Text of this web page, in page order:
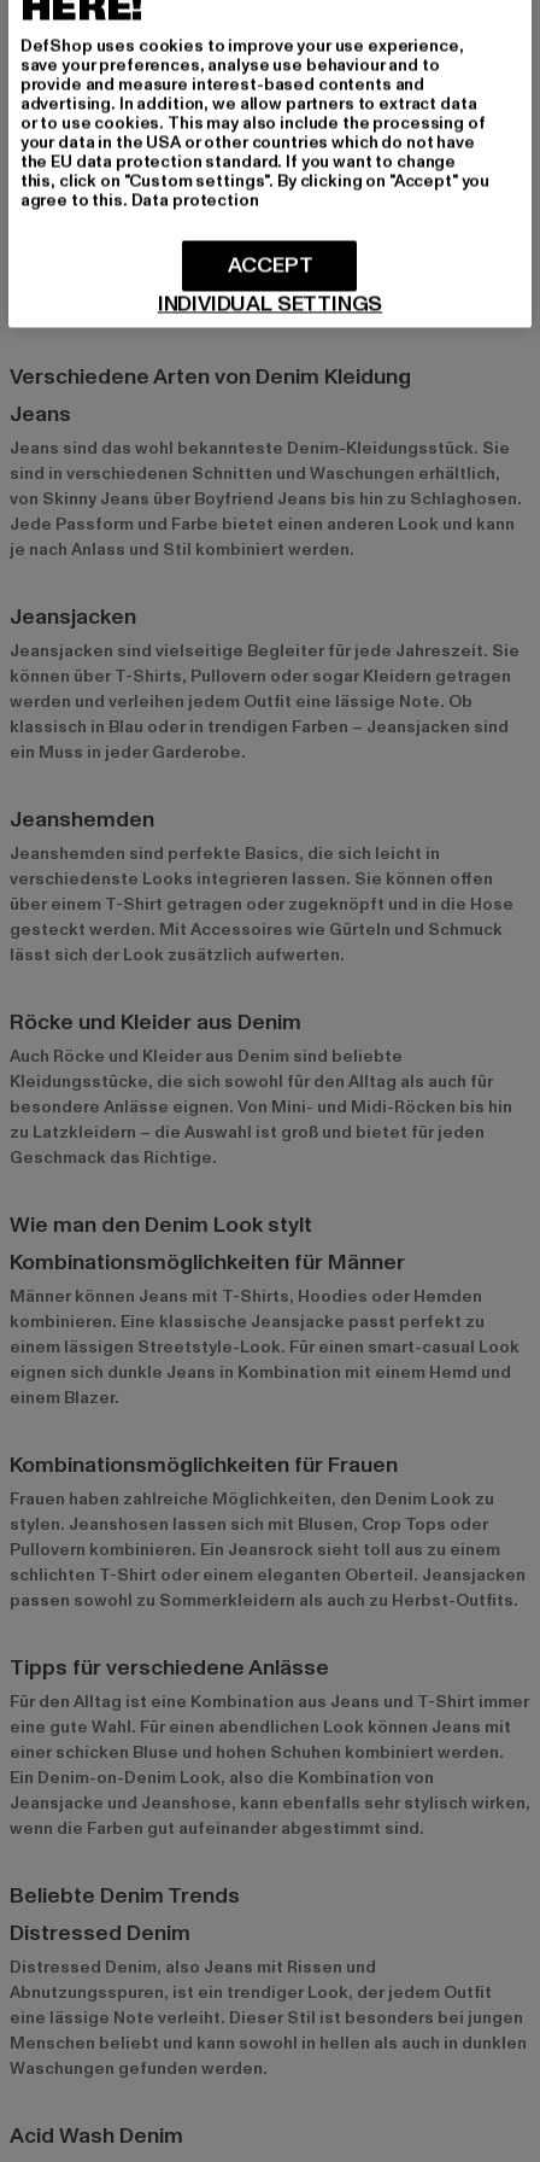
Was ist der Denim Look?
Der Denim Look ist ein zeitloser Trend, der nie aus der Mode
kommt. Ursprünglich als robuste Arbeitskleidung konzipiert,
hat sich Denim zu einem festen Bestandteil der Modewelt
aus unseren Kleiderschränken nicht mehr wegzudenken und
bieten unzählige Kombinationsmöglichkeiten für stylische
Verschiedene Arten von Denim Kleidung
Jeans
Jeans sind das wohl bekannteste Denim-Kleidungsstück. Sie
sind in verschiedenen Schnitten und Waschungen erhältlich,
von Skinny Jeans über Boyfriend Jeans bis hin zu Schlaghosen.
Jede Passform und Farbe bietet einen anderen Look und kann
je nach Anlass und Stil kombiniert werden.
Jeansjacken
Jeansjacken sind vielseitige Begleiter für jede Jahreszeit. Sie
können über T-Shirts, Pullovern oder sogar Kleidern getragen
werden und verleihen jedem Outfit eine lässige Note. Ob
klassisch in Blau oder in trendigen Farben – Jeansjacken sind
ein Muss in jeder Garderobe.
Jeanshemden
Jeanshemden sind perfekte Basics, die sich leicht in
verschiedenste Looks integrieren lassen. Sie können offen
über einem T-Shirt getragen oder zugeknöpft und in die Hose
gesteckt werden. Mit Accessoires wie Gürteln und Schmuck
lässt sich der Look zusätzlich aufwerten.
Röcke und Kleider aus Denim
Auch Röcke und Kleider aus Denim sind beliebte
Kleidungsstücke, die sich sowohl für den Alltag als auch für
besondere Anlässe eignen. Von Mini- und Midi-Röcken bis hin
zu Latzkleidern – die Auswahl ist groß und bietet für jeden
Geschmack das Richtige.
Wie man den Denim Look stylt
Kombinationsmöglichkeiten für Männer
Männer können Jeans mit T-Shirts, Hoodies oder Hemden
kombinieren. Eine klassische Jeansjacke passt perfekt zu
einem lässigen Streetstyle-Look. Für einen smart-casual Look
eignen sich dunkle Jeans in Kombination mit einem Hemd und
einem Blazer.
Kombinationsmöglichkeiten für Frauen
Frauen haben zahlreiche Möglichkeiten, den Denim Look zu
stylen. Jeanshosen lassen sich mit Blusen, Crop Tops oder
Pullovern kombinieren. Ein Jeansrock sieht toll aus zu einem
schlichten T-Shirt oder einem eleganten Oberteil. Jeansjacken
passen sowohl zu Sommerkleidern als auch zu Herbst-Outfits.
Tipps für verschiedene Anlässe
Für den Alltag ist eine Kombination aus Jeans und T-Shirt immer
eine gute Wahl. Für einen abendlichen Look können Jeans mit
einer schicken Bluse und hohen Schuhen kombiniert werden.
Ein Denim-on-Denim Look, also die Kombination von
Jeansjacke und Jeanshose, kann ebenfalls sehr stylisch wirken,
wenn die Farben gut aufeinander abgestimmt sind.
Beliebte Denim Trends
Distressed Denim
Distressed Denim, also Jeans mit Rissen und
Abnutzungsspuren, ist ein trendiger Look, der jedem Outfit
eine lässige Note verleiht. Dieser Stil ist besonders bei jungen
Menschen beliebt und kann sowohl in hellen als auch in dunklen
Waschungen gefunden werden.
Acid Wash Denim
DefShop uses cookies to improve your use experience,
save your preferences, analyse use behaviour and to
provide and measure interest-based contents and
advertising. In addition, we allow partners to extract data
or to use cookies. This may also include the processing of
your data in the USA or other countries which do not have
the EU data protection standard. If you want to change
this, click on "Custom settings". By clicking on "Accept" you
agree to this. Data protection
INDIVIDUAL SETTINGS
ACCEPT